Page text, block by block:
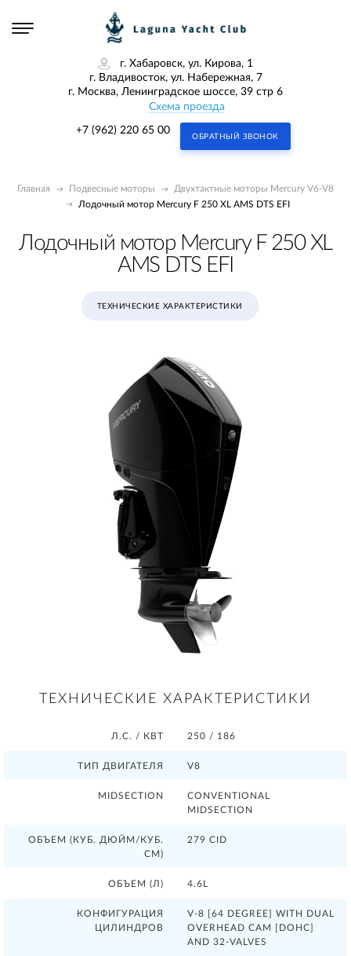
г. Хабаровск, ул. Кирова, 1
г. Владивосток, ул. Набережная, 7
г. Москва, Ленинградское шоссе, 39 стр 6
Схема проезда
+7 (962) 220 65 00
ОБРАТНЫЙ ЗВОНОК
Главная Подвесные моторы
Двухтактные моторы Mercury V6-V8
Лодочный мотор Mercury F 250 XL AMS DTS EFI
Лодочный мотор Mercury F 250 XL
AMS DTS EFI
ТЕХНИЧЕСКИЕ ХАРАКТЕРИСТИКИ
ТЕХНИЧЕСКИЕ ХАРАКТЕРИСТИКИ
Л.С. / КВТ 250 / 186
ТИП ДВИГАТЕЛЯ V8
MIDSECTION
CONVENTIONAL
MIDSECTION
ОБЪЕМ (КУБ. ДЮЙМ/КУБ.
СМ)
279 CID
ОБЪЕМ (Л) 4.6L
КОНФИГУРАЦИЯ
ЦИЛИНДРОВ
V-8 [64 DEGREE] WITH DUAL
OVERHEAD CAM [DOHC]
AND 32-VALVES